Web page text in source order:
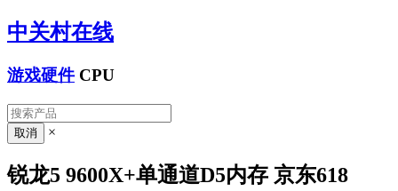
中关村在线
游戏硬件 CPU
×
锐龙5 9600X+单通道D5内存 京东618